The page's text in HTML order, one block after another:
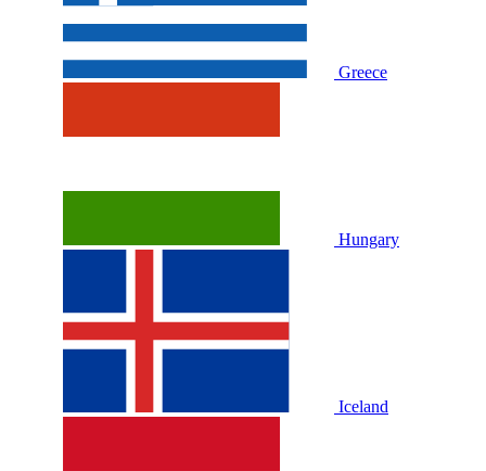
Greece
Hungary
Iceland